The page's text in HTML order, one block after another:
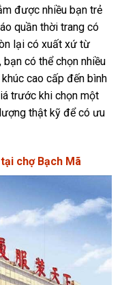
được nhiều bạn trẻ
quần thời trang có
lại có xuất xứ từ
bạn có thể chọn nhiều
cao cấp đến bình
trước khi chọn một
thật kỹ để có ưu
chợ Bạch Mã